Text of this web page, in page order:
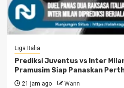
Liga Italia
Prediksi Juventus vs Inter
Pramusim Siap Panaskan
21 jam ago Wann